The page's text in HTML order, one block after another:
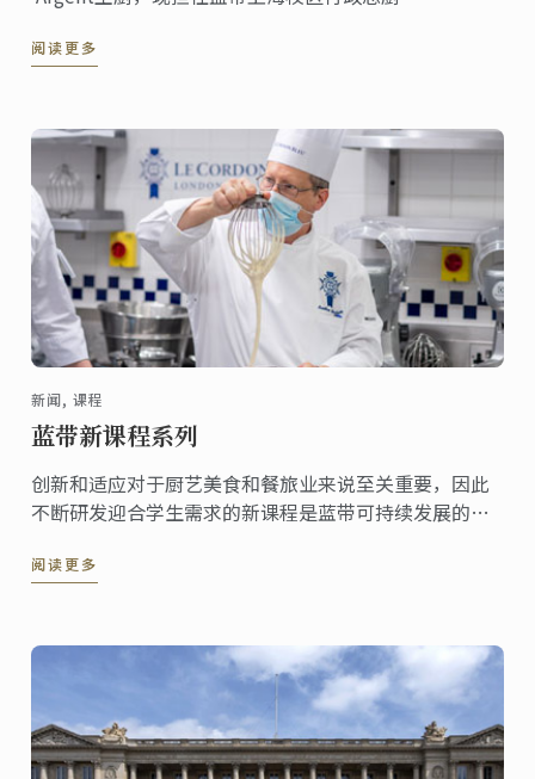
阅读更多
新闻, 课程
蓝带新课程系列
创新和适应对于厨艺美食和餐旅业来说至关重要，因此
不断研发迎合学生需求的新课程是蓝带可持续发展的核
程。
阅读更多